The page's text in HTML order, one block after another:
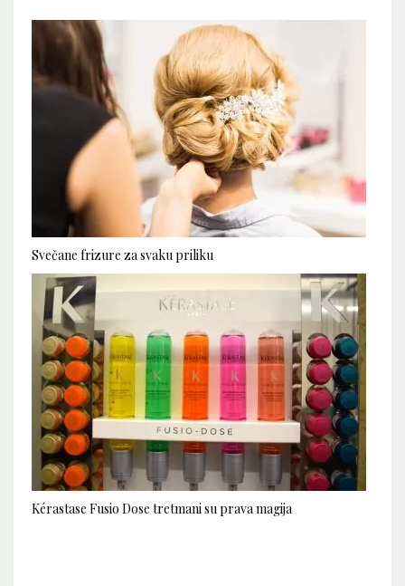
Svečane frizure za svaku priliku
Kérastase Fusio Dose tretmani su prava magija